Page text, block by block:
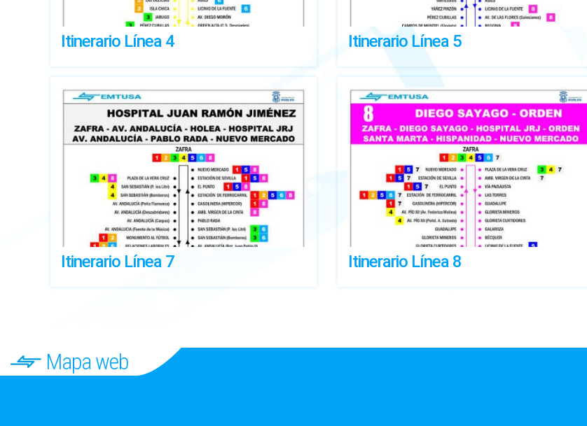
Itinerario Línea 4 Itinerario Línea 5
Itinerario Línea 7 Itinerario Línea 8
Mapa web